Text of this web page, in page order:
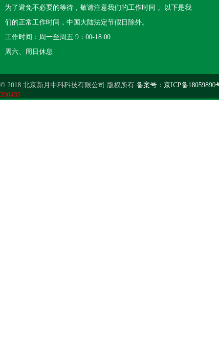
为了避免不必要的等待，敬请注意我们的工作时间 。以下是我
们的正常工作时间，中国大陆法定节假日除外。
工作时间：周一至周五 9：00-18:00
周六、周日休息
© 2018 北京新月中科科技有限公司 版权所有 备案号：京ICP备18059890
200435